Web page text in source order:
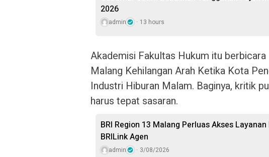
2026
admin 13 hours
Akademisi Fakultas Hukum itu
Malang Kehilangan Arah Ketika Kota
Industri Hiburan Malam. Baginya, kritik
harus tepat sasaran.
BRI Region 13 Malang Perluas Akses
BRILink Agen
admin 3/08/2026